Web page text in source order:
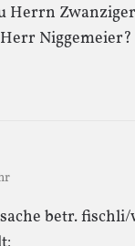
Herrn
Niggemeier?
betr.